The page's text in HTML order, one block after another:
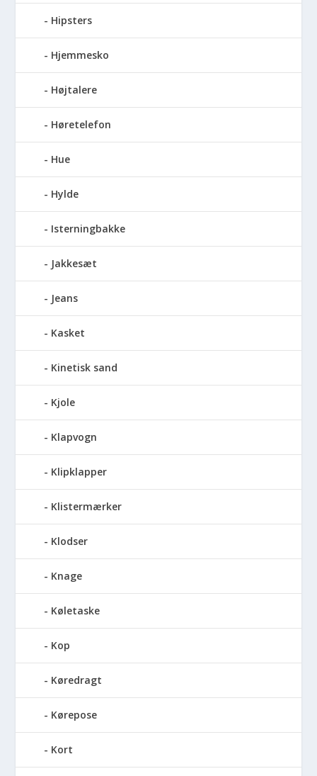
Hipsters
Hjemmesko
Højtalere
Høretelefon
Hue
Hylde
Isterningbakke
Jakkesæt
Jeans
Kasket
Kinetisk sand
Kjole
Klapvogn
Klipklapper
Klistermærker
Klodser
Knage
Køletaske
Kop
Køredragt
Kørepose
Kort